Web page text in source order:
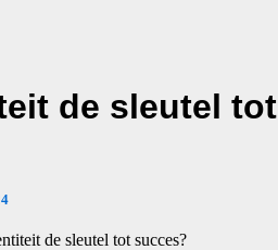
de sleutel tot
de sleutel tot succes?